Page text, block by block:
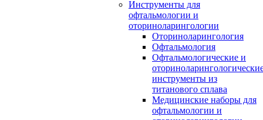
Инструменты для
офтальмологии и
оториноларингологии
Оториноларингология
Офтальмология
Офтальмологические и
инструменты из
титанового сплава
Медицинские наборы для
офтальмологии и